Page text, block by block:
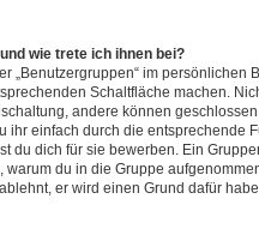
wie trete ich ihnen bei?
„Benutzergruppen“ im persönlichen
Schaltfläche machen.
andere können
ihr einfach durch die entsprechende
du dich für sie bewerben. Ein
du in die Gruppe
er wird einen Grund dafür